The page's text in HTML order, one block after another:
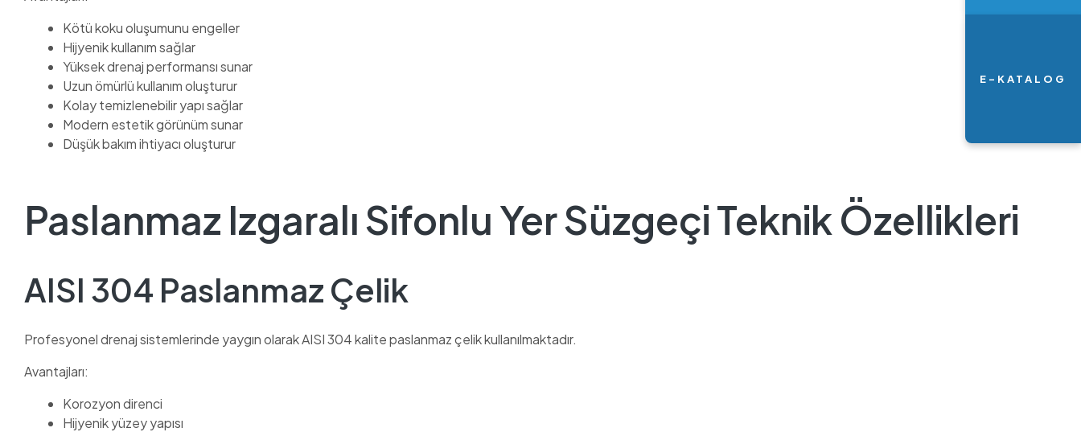
Kötü koku oluşumunu engeller
Hijyenik kullanım sağlar
Yüksek drenaj performansı sunar
Uzun ömürlü kullanım oluşturur
Kolay temizlenebilir yapı sağlar
Modern estetik görünüm sunar
Düşük bakım ihtiyacı oluşturur
Paslanmaz Izgaralı Sifonlu Yer Süzgeçi Teknik Özellikleri
AISI 304 Paslanmaz Çelik
Profesyonel drenaj sistemlerinde yaygın olarak AISI 304 kalite paslanmaz çelik kullanılmaktadır.
Avantajları:
Korozyon direnci
Hijyenik yüzey yapısı
E-KATALOG